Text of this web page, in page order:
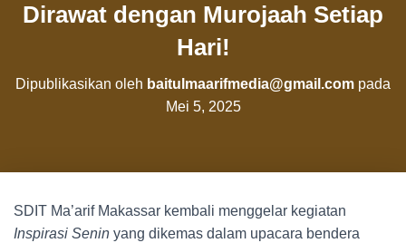
A
A
Dirawat dengan Murojaah Setiap
Hari!
Dipublikasikan oleh baitulmaarifmedia@gmail.com pada
Mei 5, 2025
SDIT Ma’arif Makassar kembali menggelar kegiatan
Inspirasi Senin yang dikemas dalam upacara bendera